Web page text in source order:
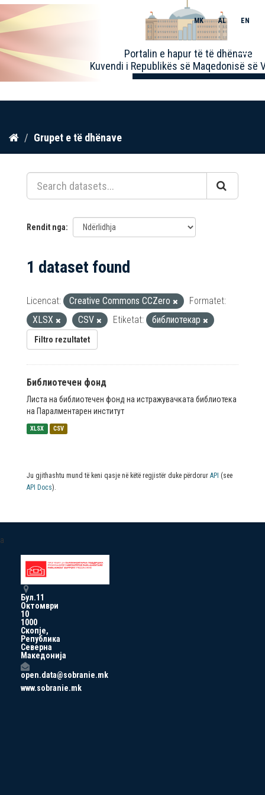
Kalo
përmbajtja
Portalin e hapur të të dhënave
Kuvendi i Republikës së Maqedonisë së
MK AL EN
Toggle
Grupet e të dhënave
Rendit nga
1 dataset found
Licencat: Creative Commons CCZero
Formatet:
XLSX
CSV Etiketat: библиотекар
Filtro rezultatet
Библиотечен фонд
Листа на библиотечен фонд на истражувачката библиотека
на Паралментарен институт
XLSX CSV
Ju gjithashtu mund të keni qasje në këtë regjistër duke përdorur API (see
API Docs).
a
Бул.11
Октомври
10
1000
Скопје,
Република
Северна
Македонија
open.data@sobranie.mk
www.sobranie.mk